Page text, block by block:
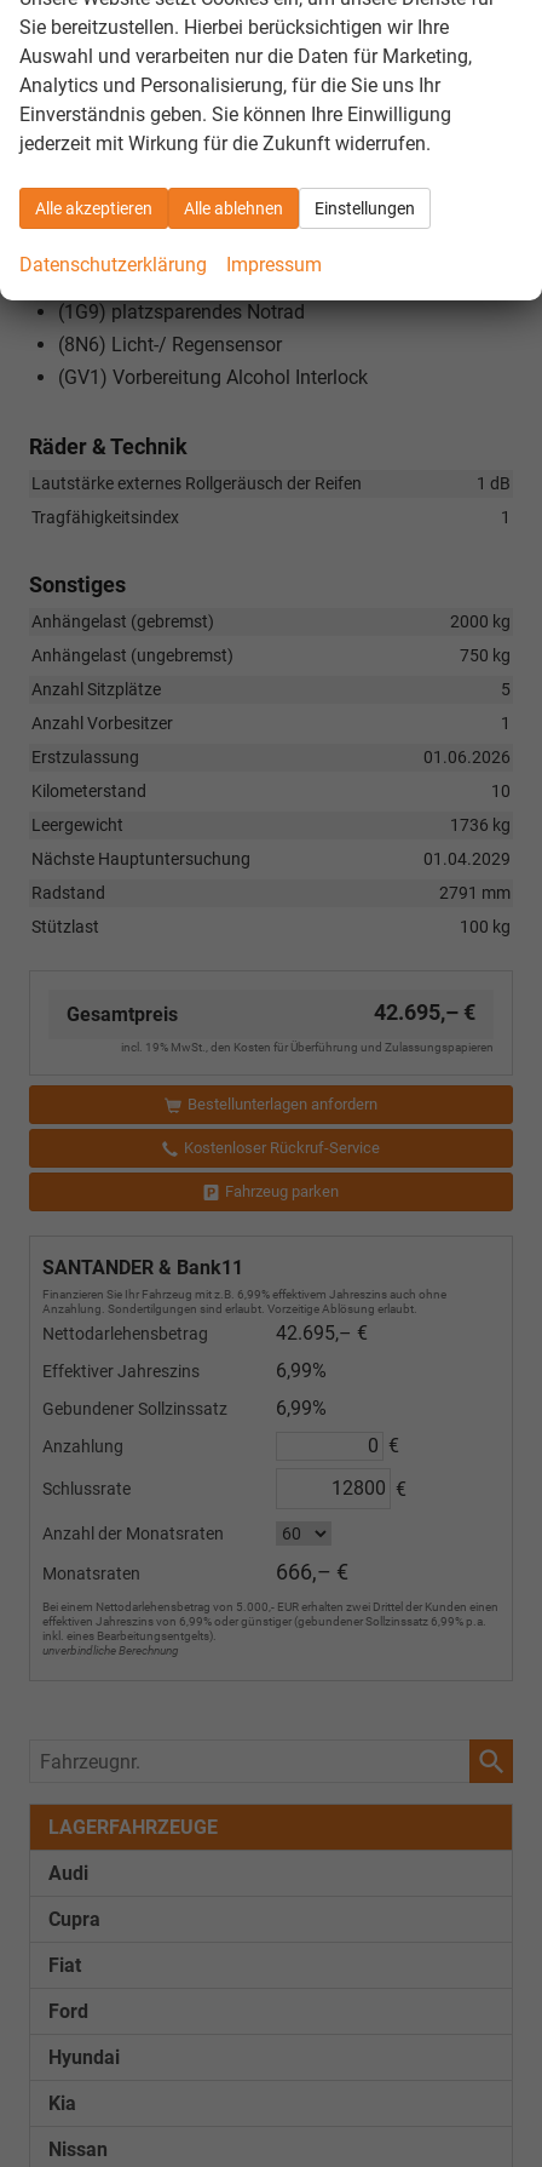
rechts
(JX1) Mit Kreuzungsassistent
(7W7) Mit erweitertem Sicherheitssystem (PreCrash)
(7UY) Navigationssystem (Baseline)
(H82) Reifen 215/65 R17 99V Super-
(6I6) Spurhalteassistent inkl. Emergency Assist und
(PTA) Technology Paket 13""
(1G9) platzsparendes Notrad
(8N6) Licht-/ Regensensor
(GV1) Vorbereitung Alcohol Interlock
Räder & Technik
Lautstärke externes Rollgeräusch der Reifen
1 dB
Tragfähigkeitsindex
1
Sonstiges
Anhängelast (gebremst)
2000 kg
Anhängelast (ungebremst)
750 kg
Anzahl Sitzplätze
5
Anzahl Vorbesitzer
1
Erstzulassung
01.06.2026
Kilometerstand
10
Leergewicht
1736 kg
Nächste Hauptuntersuchung
01.04.2029
Radstand
2791 mm
Stützlast
100 kg
Gesamtpreis 42.695,– €
incl. 19% MwSt., den Kosten für Überführung und Zulassungspapieren
Bestellunterlagen anfordern
Kostenloser Rückruf-Service
Fahrzeug parken
SANTANDER & Bank11
Finanzieren Sie Ihr Fahrzeug mit z.B. 6,99% effektivem Jahreszins auch ohne
Anzahlung. Sondertilgungen sind erlaubt. Vorzeitige Ablösung erlaubt.
Nettodarlehensbetrag 42.695,– €
Effektiver Jahreszins 6,99%
Gebundener Sollzinssatz 6,99%
Anzahlung €
Schlussrate €
Anzahl der Monatsraten
Monatsraten 666,– €
Bei einem Nettodarlehensbetrag von 5.000,- EUR erhalten zwei Drittel der Kunden einen
effektiven Jahreszins von 6,99% oder günstiger (gebundener Sollzinssatz 6,99% p.a.
inkl. eines Bearbeitungsentgelts).
unverbindliche Berechnung
Fahrzeugnr.
LAGERFAHRZEUGE
Audi
Cupra
Fiat
Ford
Hyundai
Kia
Nissan
Sie bereitzustellen. Hierbei berücksichtigen wir Ihre
Auswahl und verarbeiten nur die Daten für Marketing,
Analytics und Personalisierung, für die Sie uns Ihr
Einverständnis geben. Sie können Ihre Einwilligung
jederzeit mit Wirkung für die Zukunft widerrufen.
Alle akzeptieren Alle ablehnen Einstellungen
Datenschutzerklärung Impressum